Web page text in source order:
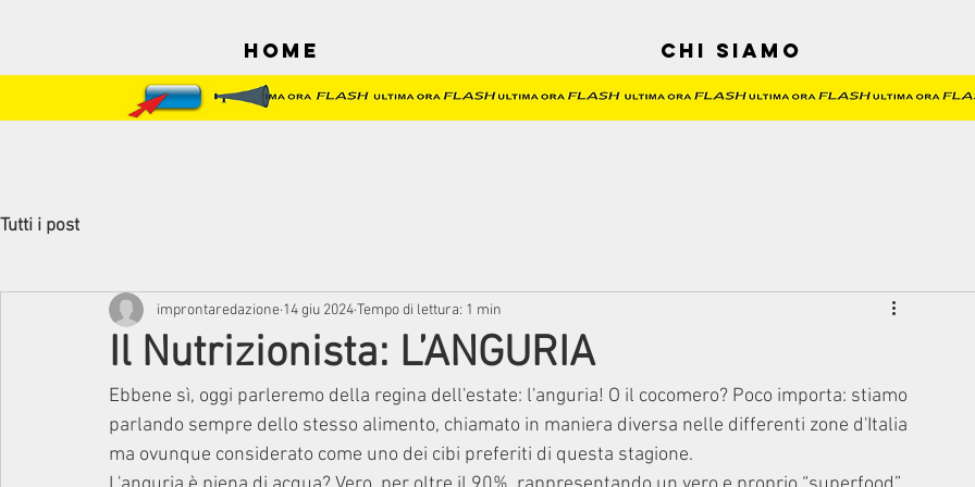
Home Chi siamo
Tutti i post
Il Nutrizionista: L’ANGURIA
improntaredazione 14 giu 2024Tempo di lettura: 1 min
Ebbene sì, oggi parleremo della regina dell'estate: l'anguria! O il cocomero? Poco importa: stiamo
parlando sempre dello stesso alimento, chiamato in maniera diversa nelle differenti zone d'Italia
ma ovunque considerato come uno dei cibi preferiti di questa stagione.